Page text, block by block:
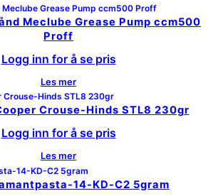
Meclube Grease Pump ccm500
Proff
Logg inn for å se pris
Les mer
Crouse-Hinds STL8 230gr
Logg inn for å se pris
Les mer
14-KD-C2 5gram